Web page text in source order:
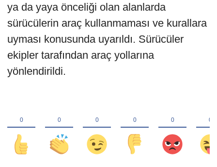
ya da yaya önceliği olan alanlarda
sürücülerin araç kullanmaması ve kurallara
uyması konusunda uyarıldı. Sürücüler
ekipler tarafından araç yollarına
yönlendirildi.